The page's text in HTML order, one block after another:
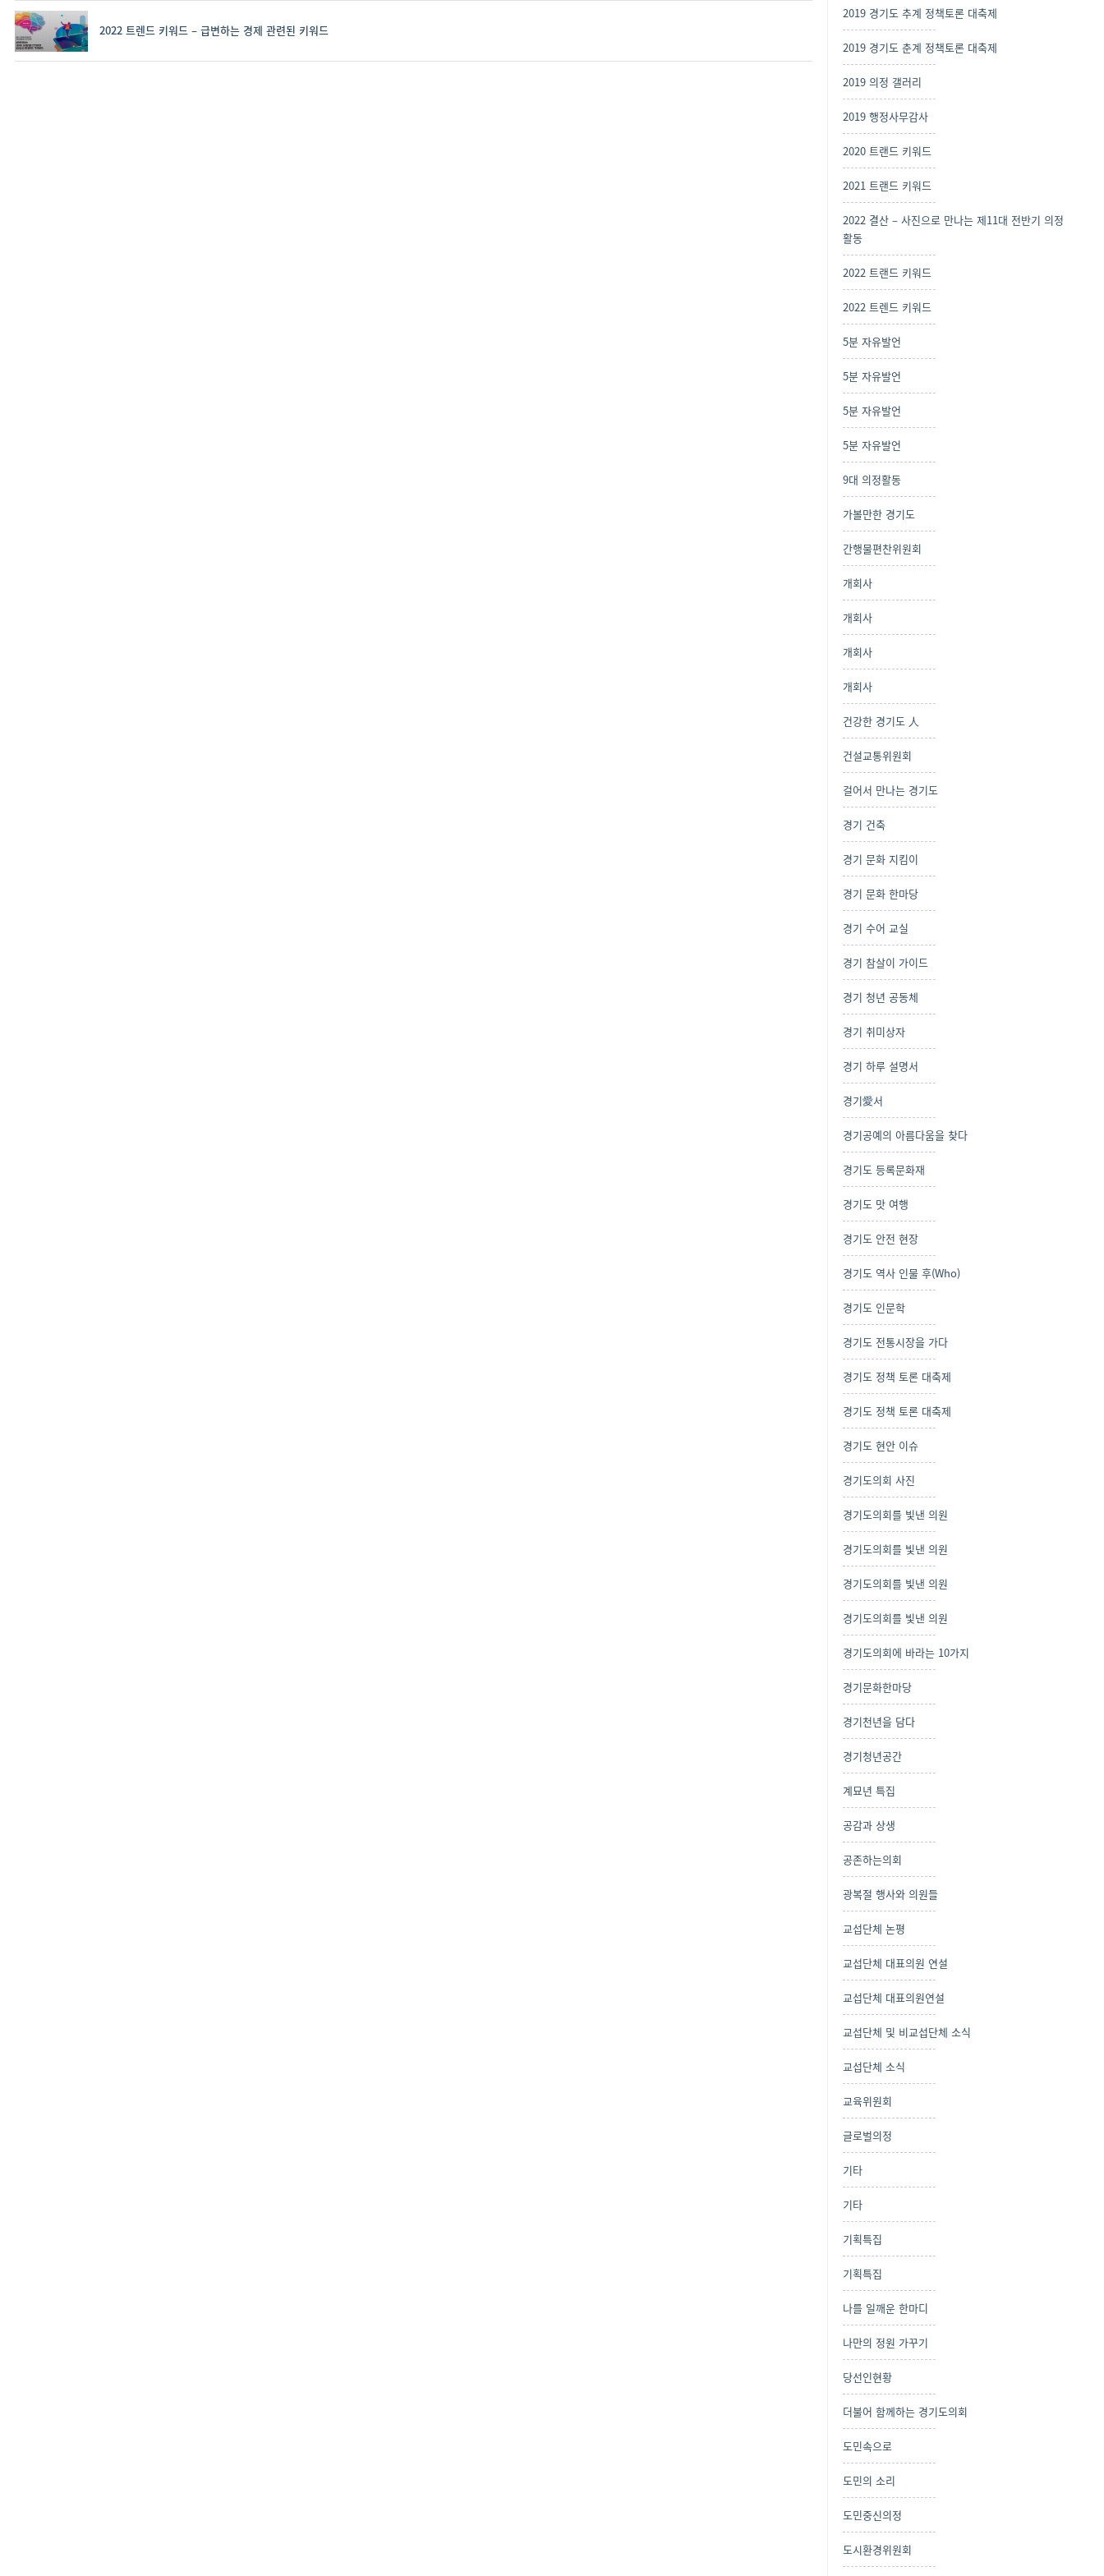
2022 트렌드 키워드 – 급변하는 경제 관련된 키워드
2019 경기도 추계 정책토론 대축제
2019 경기도 춘계 정책토론 대축제
2019 의정 갤러리
2019 행정사무감사
2020 트랜드 키워드
2021 트랜드 키워드
2022 결산 – 사진으로 만나는 제11대 전반기 의정
활동
2022 트랜드 키워드
2022 트렌드 키워드
5분 자유발언
5분 자유발언
5분 자유발언
5분 자유발언
9대 의정활동
가볼만한 경기도
간행물편찬위원회
개회사
개회사
개회사
개회사
건강한 경기도 人
건설교통위원회
걸어서 만나는 경기도
경기 건축
경기 문화 지킴이
경기 문화 한마당
경기 수어 교실
경기 참살이 가이드
경기 청년 공동체
경기 취미상자
경기 하루 설명서
경기愛서
경기공예의 아름다움을 찾다
경기도 등록문화재
경기도 맛 여행
경기도 안전 현장
경기도 역사 인물 후(Who)
경기도 인문학
경기도 전통시장을 가다
경기도 정책 토론 대축제
경기도 정책 토론 대축제
경기도 현안 이슈
경기도의회 사진
경기도의회를 빛낸 의원
경기도의회를 빛낸 의원
경기도의회를 빛낸 의원
경기도의회를 빛낸 의원
경기도의회에 바라는 10가지
경기문화한마당
경기천년을 담다
경기청년공간
계묘년 특집
공감과 상생
공존하는의회
광복절 행사와 의원들
교섭단체 논평
교섭단체 대표의원 연설
교섭단체 대표의원연설
교섭단체 및 비교섭단체 소식
교섭단체 소식
교육위원회
글로벌의정
기타
기타
기획특집
기획특집
나를 일깨운 한마디
나만의 정원 가꾸기
당선인현황
더불어 함께하는 경기도의회
도민속으로
도민의 소리
도민중신의정
도시환경위원회